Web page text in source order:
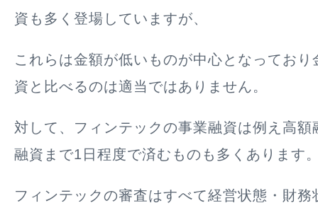
資も多く登場していますが、
これらは金額が低いものが中心となってお
資と比べるのは適当ではありません。
対して、フィンテックの事業融資は例え高額
融資まで1日程度で済むものも多くあります
フィンテックの審査はすべて経営状態・財